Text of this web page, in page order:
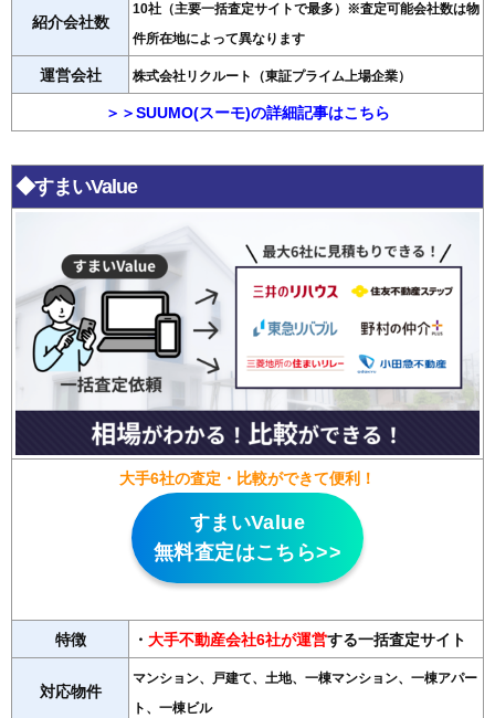
紹介会社数
10社（主要一括査定サイトで最多）※査定可能会社数は物
件所在地によって異なります
運営会社 株式会社リクルート（東証プライム上場企業）
＞＞SUUMO(スーモ)の詳細記事はこちら
◆すまいValue
大手6社の査定・比較ができて便利！
すまいValue
無料査定はこちら>>
特徴 ・ 大手不動産会社6社が運営する一括査定サイト
対応物件
マンション、戸建て、土地、一棟マンション、一棟アパー
ト、一棟ビル